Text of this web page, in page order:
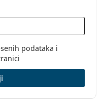
podataka i